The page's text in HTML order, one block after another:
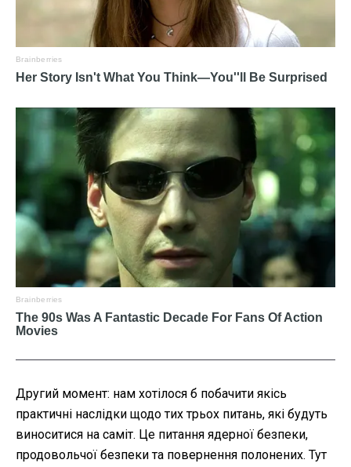
Другий момент: нам хотілося б побачити якісь
практичні наслідки щодо тих трьох питань, які будуть
виноситися на саміт. Це питання ядерної безпеки,
продовольчої безпеки та повернення полонених. Тут